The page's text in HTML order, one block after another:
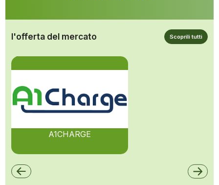
l'offerta del mercato Scoprili tutti
A1CHARGE